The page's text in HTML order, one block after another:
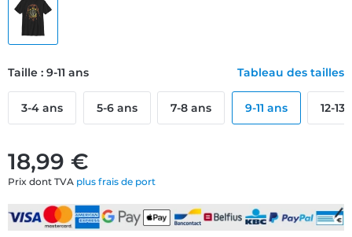
18,99 €
Prix dont TVA plus frais de port
Taille : 9-11 ans Tableau des tailles
3-4 ans 5-6 ans 7-8 ans 9-11 ans 12-13